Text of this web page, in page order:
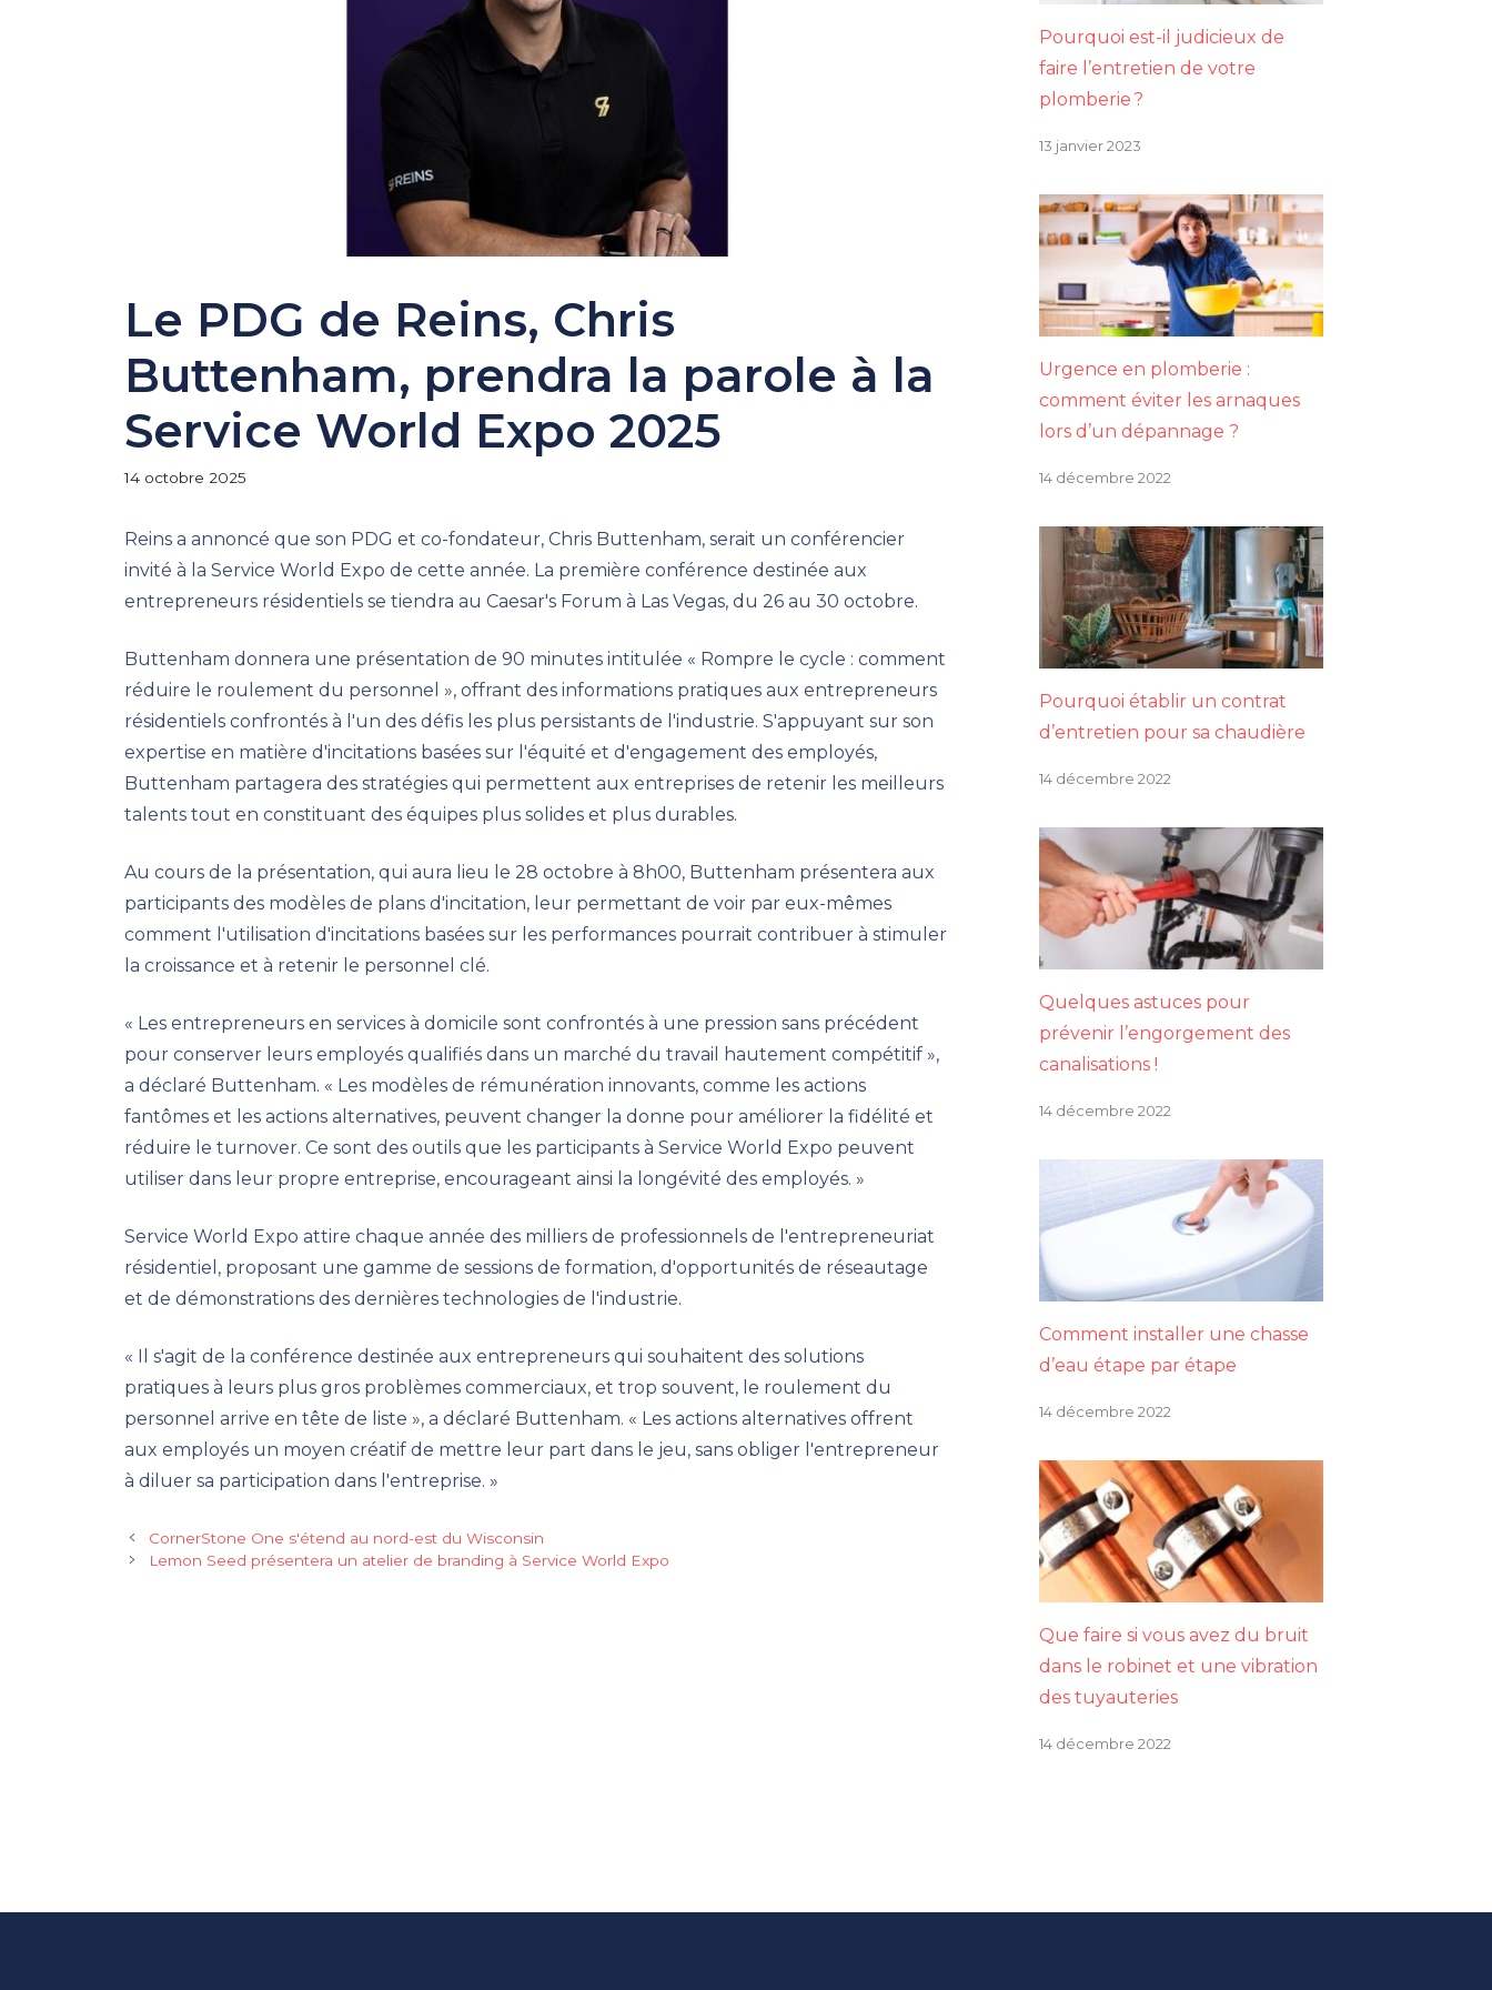
Le PDG de Reins, Chris
Buttenham, prendra la parole à la
Service World Expo 2025
14 octobre 2025
Reins a annoncé que son PDG et co-fondateur, Chris Buttenham, serait un conférencier
invité à la Service World Expo de cette année. La première conférence destinée aux
entrepreneurs résidentiels se tiendra au Caesar's Forum à Las Vegas, du 26 au 30 octobre.
Buttenham donnera une présentation de 90 minutes intitulée « Rompre le cycle : comment
réduire le roulement du personnel », offrant des informations pratiques aux entrepreneurs
résidentiels confrontés à l'un des défis les plus persistants de l'industrie. S'appuyant sur son
expertise en matière d'incitations basées sur l'équité et d'engagement des employés,
Buttenham partagera des stratégies qui permettent aux entreprises de retenir les meilleurs
talents tout en constituant des équipes plus solides et plus durables.
Au cours de la présentation, qui aura lieu le 28 octobre à 8h00, Buttenham présentera aux
participants des modèles de plans d'incitation, leur permettant de voir par eux-mêmes
comment l'utilisation d'incitations basées sur les performances pourrait contribuer à stimuler
la croissance et à retenir le personnel clé.
« Les entrepreneurs en services à domicile sont confrontés à une pression sans précédent
pour conserver leurs employés qualifiés dans un marché du travail hautement compétitif »,
a déclaré Buttenham. « Les modèles de rémunération innovants, comme les actions
fantômes et les actions alternatives, peuvent changer la donne pour améliorer la fidélité et
réduire le turnover. Ce sont des outils que les participants à Service World Expo peuvent
utiliser dans leur propre entreprise, encourageant ainsi la longévité des employés. »
Service World Expo attire chaque année des milliers de professionnels de l'entrepreneuriat
résidentiel, proposant une gamme de sessions de formation, d'opportunités de réseautage
et de démonstrations des dernières technologies de l'industrie.
« Il s'agit de la conférence destinée aux entrepreneurs qui souhaitent des solutions
pratiques à leurs plus gros problèmes commerciaux, et trop souvent, le roulement du
personnel arrive en tête de liste », a déclaré Buttenham. « Les actions alternatives offrent
aux employés un moyen créatif de mettre leur part dans le jeu, sans obliger l'entrepreneur
à diluer sa participation dans l'entreprise. »
CornerStone One s'étend au nord-est du Wisconsin
Lemon Seed présentera un atelier de branding à Service World Expo
Pourquoi est-il judicieux de
faire l’entretien de votre
plomberie ?
13 janvier 2023
Urgence en plomberie :
comment éviter les arnaques
lors d’un dépannage ?
14 décembre 2022
Pourquoi établir un contrat
d’entretien pour sa chaudière
14 décembre 2022
Quelques astuces pour
prévenir l’engorgement des
canalisations !
14 décembre 2022
Comment installer une chasse
d’eau étape par étape
14 décembre 2022
Que faire si vous avez du bruit
dans le robinet et une vibration
des tuyauteries
14 décembre 2022